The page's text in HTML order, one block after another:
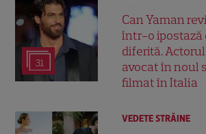
31
Can Yaman
într-o ipostază
diferită.
avocat în noul
filmat în Italia
VEDETE STRĂINE